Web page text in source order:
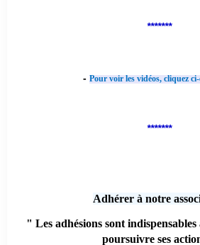
*******
- Pour voir les vidéos, cliquez ci-
*******
Adhérer à notre
" Les adhésions sont
poursuivre ses